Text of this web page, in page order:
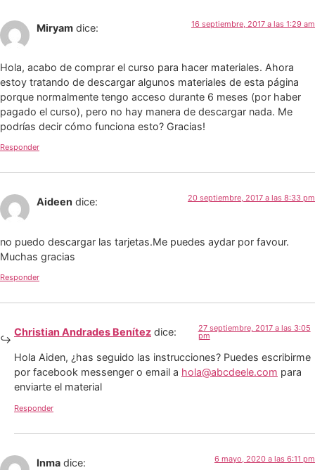
Miryam dice: 16 septiembre, 2017 a las 1:29 am
Hola, acabo de comprar el curso para hacer materiales. Ahora
estoy tratando de descargar algunos materiales de esta página
porque normalmente tengo acceso durante 6 meses (por haber
pagado el curso), pero no hay manera de descargar nada. Me
podrías decir cómo funciona esto? Gracias!
Responder
Aideen dice: 20 septiembre, 2017 a las 8:33 pm
no puedo descargar las tarjetas.Me puedes aydar por favour.
Muchas gracias
Responder
Christian Andrades Benítez dice: 27 septiembre, 2017 a las 3:05
pm
Hola Aiden, ¿has seguido las instrucciones? Puedes escribirme
por facebook messenger o email a hola@abcdeele.com para
enviarte el material
Responder
Inma dice: 6 mayo, 2020 a las 6:11 pm